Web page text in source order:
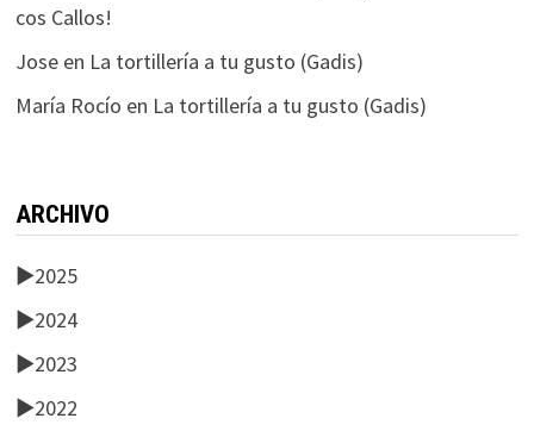
cos Callos!
Joseen La tortillería a tu gusto (Gadis)
María Rocío en La tortillería a tu gusto (Gadis)
ARCHIVO
►2025
►2024
►2023
►2022